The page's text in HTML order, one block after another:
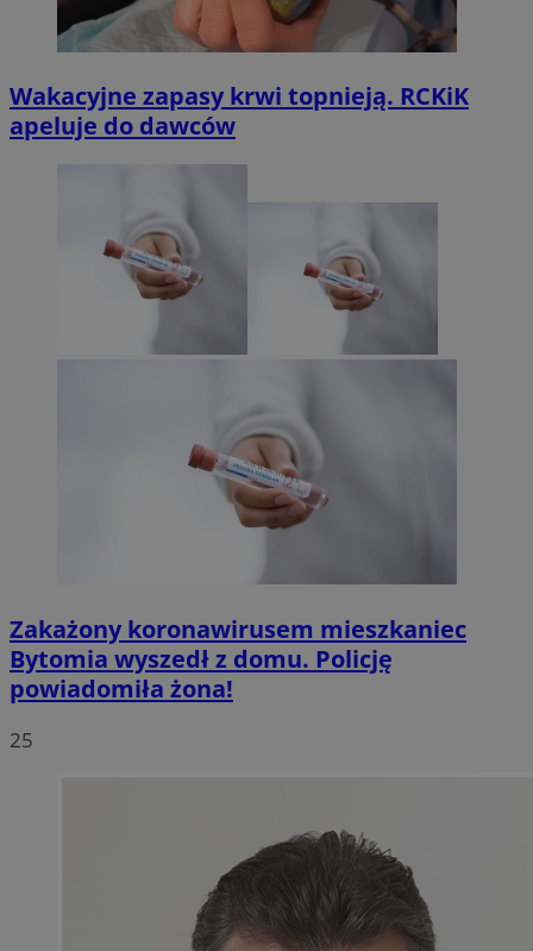
Wakacyjne zapasy krwi topnieją. RCKiK
apeluje do dawców
Zakażony koronawirusem mieszkaniec
Bytomia wyszedł z domu. Policję
powiadomiła żona!
25